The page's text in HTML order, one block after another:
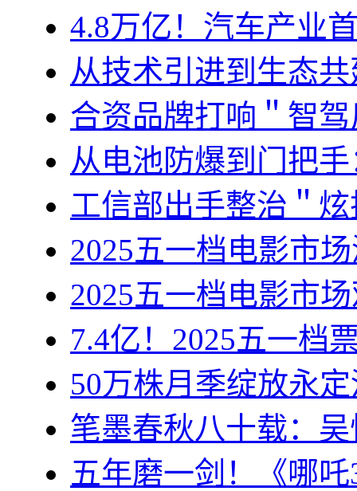
4.8万亿！汽车产业
从技术引进到生态
合资品牌打响＂智
从电池防爆到门把
工信部出手整治＂
2025五一档电影市
2025五一档电影市
7.4亿！2025五一档
50万株月季绽放永
笔墨春秋八十载：
五年磨一剑！《哪